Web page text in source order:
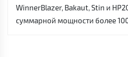
WinnerBlazer, Bakaut, Stin и
суммарной мощности более